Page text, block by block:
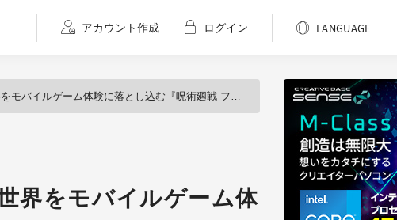
アカウント作成 ログイン
ルゲーム体験に落とし込む『呪術廻戦 ファントムパレード』
界をモバイルゲーム体